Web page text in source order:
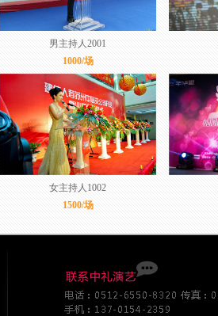
男主持人2001
1000/场
女主持人1002
1500/场